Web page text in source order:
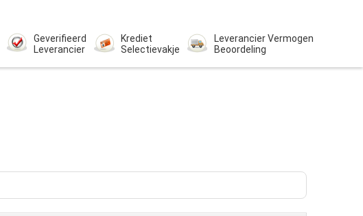
Geverifieerd
Leverancier
Krediet
Selectievakje
Leverancier Vermogen
Beoordeling